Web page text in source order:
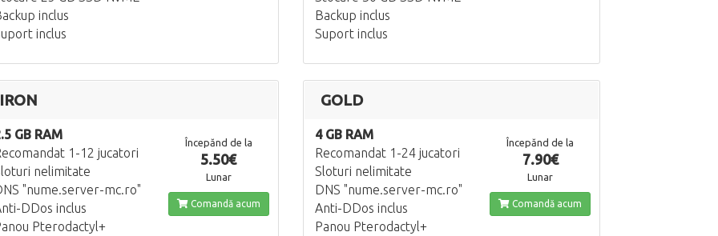
inclus
inclus
Backup inclus
Suport inclus
IRON
GB RAM
1-12 jucatori
nelimitate
"nume.server-mc.ro"
DDos inclus
Pterodactyl+
Începănd de la
5.50€
Lunar
Comandă acum
GOLD
4 GB RAM
Recomandat 1-24 jucatori
Sloturi nelimitate
DNS "nume.server-mc.ro"
Anti-DDos inclus
Panou Pterodactyl+
Începănd de la
7.90€
Lunar
Comandă acum